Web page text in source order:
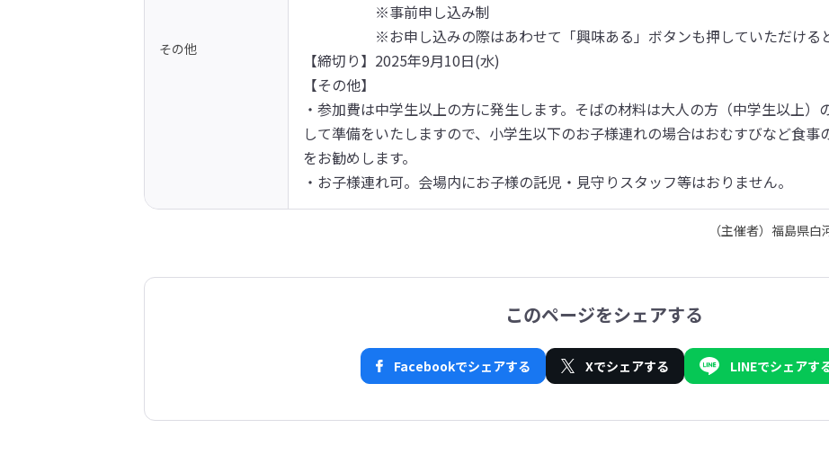
その他
※事前申し込み制
※お申し込みの際はあわせて「興味ある」ボタンも押していただけると
【締切り】2025年9月10日(水)
【その他】
・参加費は中学生以上の方に発生します。そばの材料は大人の方（中学生以上）
して準備をいたしますので、小学生以下のお子様連れの場合はおむすびなど食事
をお勧めします。
・お子様連れ可。会場内にお子様の託児・見守りスタッフ等はおりません。
（主催者）福島県
このページをシェアする
Facebookでシェアする Xでシェアする LINEでシェアす